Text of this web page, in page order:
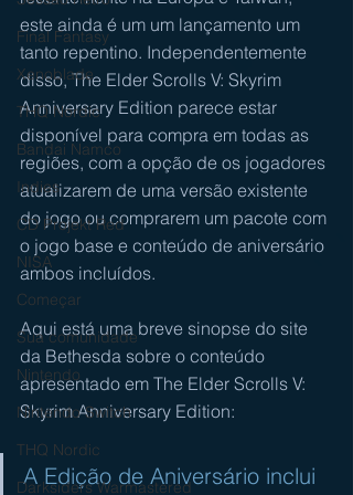
Final Fantasy
Xenoblade
THQ Nordic
Bandai Namco
Indies
CD Projekt Red
NISA
Começar
Sua comunidade
Nintendo
Nintendo Switch
THQ Nordic
Darksiders Warmastered
este ainda é um um lançamento um
tanto repentino. Independentemente
disso, The Elder Scrolls V: Skyrim
Anniversary Edition parece estar
disponível para compra em todas as
regiões, com a opção de os jogadores
atualizarem de uma versão existente
do jogo ou comprarem um pacote com
o jogo base e conteúdo de aniversário
ambos incluídos.
Aqui está uma breve sinopse do site
da Bethesda sobre o conteúdo
apresentado em The Elder Scrolls V:
Skyrim Anniversary Edition:
A Edição de Aniversário inclui